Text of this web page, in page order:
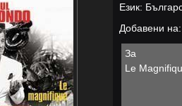
Език:
Добавени
За
Le